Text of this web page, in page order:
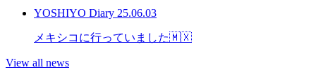
YOSHIYO Diary 25.06.03
メキシコに行っていました🇲🇽
View all news